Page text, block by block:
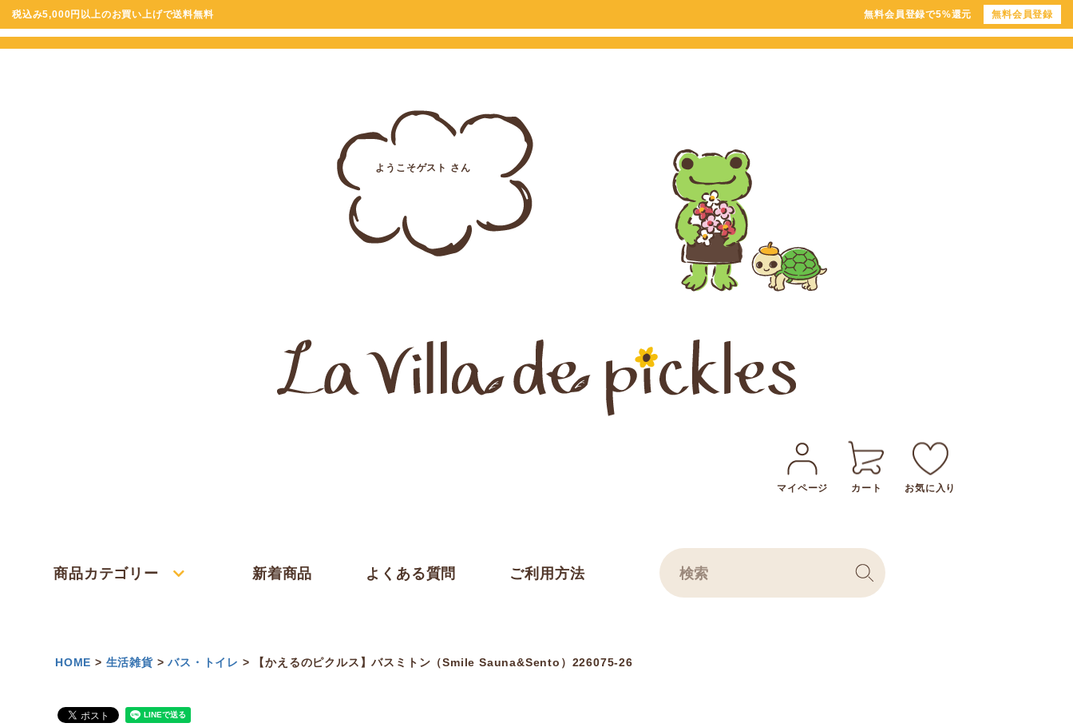
税込み5,000円以上のお買い上げで送料無料 無料会員登録で5%還元 無料会員登録
ようこそゲスト さん
マイページ カート お気に入り
商品カテゴリー 新着商品 よくある質問 ご利用方法
HOME 生活雑貨 バス・トイレ 【かえるのピクルス】バスミトン（Smile Sauna&Sento）226075-26